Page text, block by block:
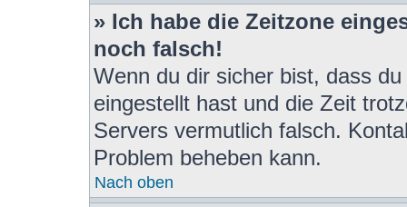
» Ich habe die Zeitzone
noch falsch!
Wenn du dir sicher bist, dass
eingestellt hast und die Zeit
Servers vermutlich falsch.
Problem beheben kann.
Nach oben